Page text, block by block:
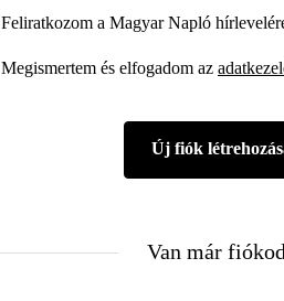
Feliratkozom a Magyar Napló
Megismertem és elfogadom az
Van már